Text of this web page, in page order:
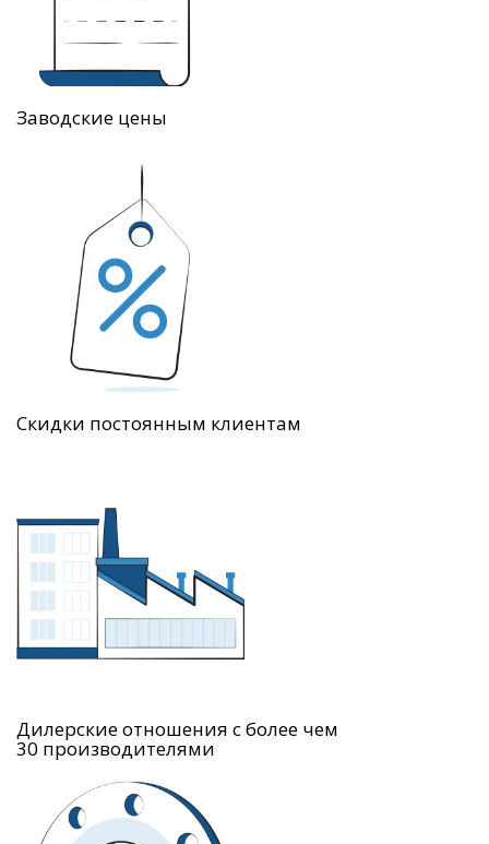
Заводские цены
Скидки постоянным клиентам
Дилерские отношения с более чем
30 производителями